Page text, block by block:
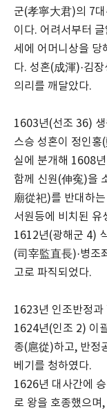
군(孝寧大君)의 7
이다. 어려서부터
세에 어머니상을 당
다. 성혼(成渾)·김
의리를 깨달았다.
1603년(선조 36)
스승 성혼이 정인
실에 분개해 1608
함께 신원(伸寃)을
廟從祀)를 반대하
서원등에 비치된 유
1612년(광해군 4)
(司宰監直長)·병조
고로 파직되었다.
1623년 인조반정과
1624년(인조 2) 이
종(扈從)하고, 반정
베기를 청하였다.
1626년 대사간에
로 왕을 호종했으며